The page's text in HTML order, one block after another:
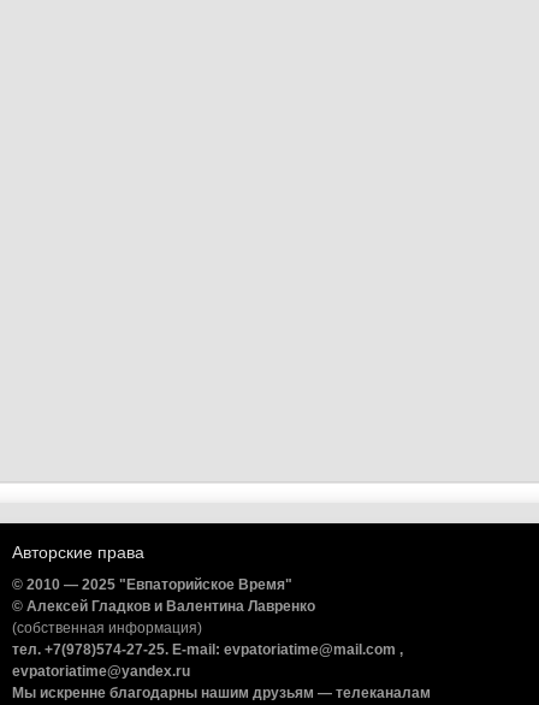
Авторские права
© 2010 — 2025 "Евпаторийское Время"
© Алексей Гладков и Валентина Лавренко
(собственная информация)
тел. +7(978)574-27-25. E-mail: evpatoriatime@mail.com ,
evpatoriatime@yandex.ru
Мы искренне благодарны нашим друзьям — телеканалам